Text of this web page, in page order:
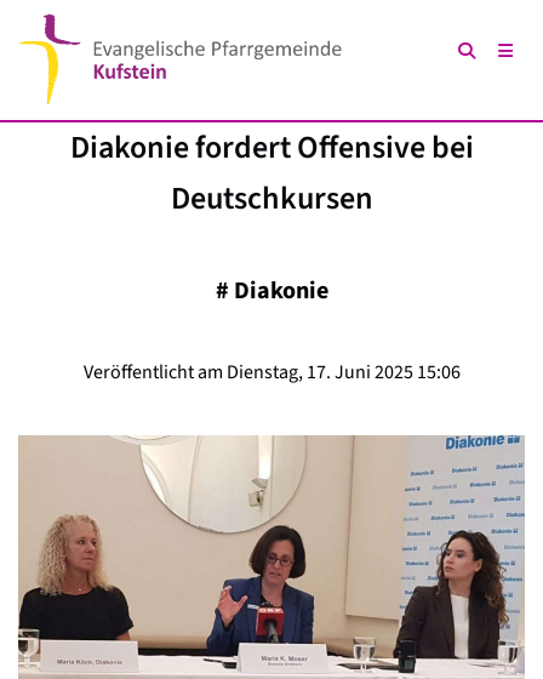
Diakonie fordert Offensive bei
Deutschkursen
# Diakonie
Veröffentlicht am Dienstag, 17. Juni 2025 15:06